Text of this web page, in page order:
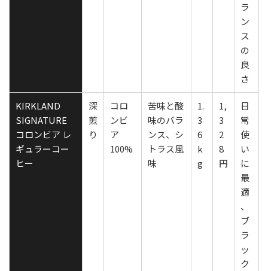
ラ
ン
ス
の
良
さ
KIRKLAND
SIGNATURE
コロンビア レ
ギュラーコー
ヒー
深
煎
り
コロ
ンビ
ア
100%
苦味と酸
味のバラ
ンス、シ
トラス風
味
1.
3
6
k
g
1,
3
2
8
円
日
常
使
い
に
最
適
、
ブ
ラ
ッ
ク